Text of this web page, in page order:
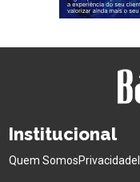
Institucional
Quem SomosPrivacidade